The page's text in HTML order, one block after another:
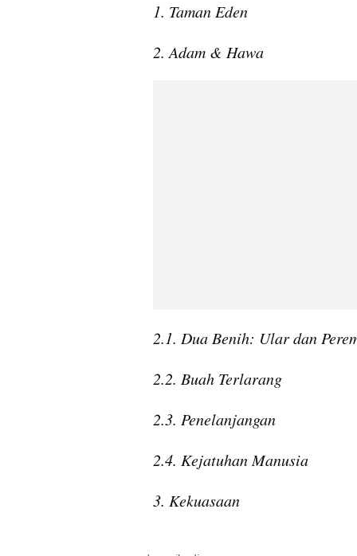
1. Taman Eden
2. Adam & Hawa
2.1. Dua Benih: Ular dan
2.2. Buah Terlarang
2.3. Penelanjangan
2.4. Kejatuhan Manusia
3. Kekuasaan